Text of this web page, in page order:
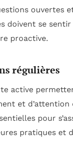
ouvertes
doivent se
proactive.
régulières
active
et d’attention
pour
pratiques et